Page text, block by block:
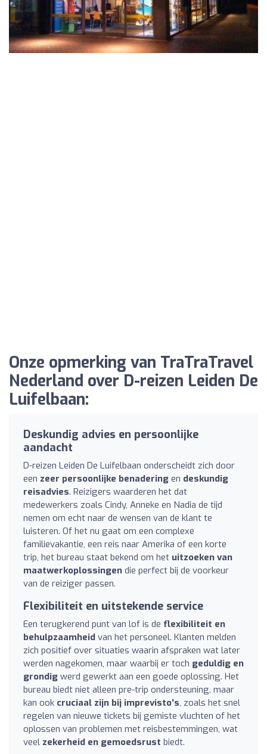
Onze opmerking van TraTraTravel
Nederland over D-reizen Leiden De
Luifelbaan:
Deskundig advies en persoonlijke
aandacht
D-reizen Leiden De Luifelbaan onderscheidt zich door
een zeer persoonlijke benadering en deskundig
reisadvies. Reizigers waarderen het dat
medewerkers zoals Cindy, Anneke en Nadia de tijd
nemen om echt naar de wensen van de klant te
luisteren. Of het nu gaat om een complexe
familievakantie, een reis naar Amerika of een korte
trip, het bureau staat bekend om het uitzoeken van
maatwerkoplossingen die perfect bij de voorkeur
van de reiziger passen.
Flexibiliteit en uitstekende service
Een terugkerend punt van lof is de flexibiliteit en
behulpzaamheid van het personeel. Klanten melden
zich positief over situaties waarin afspraken wat later
werden nagekomen, maar waarbij er toch geduldig en
grondig werd gewerkt aan een goede oplossing. Het
bureau biedt niet alleen pre-trip ondersteuning, maar
kan ook cruciaal zijn bij imprevisto's, zoals het snel
regelen van nieuwe tickets bij gemiste vluchten of het
oplossen van problemen met reisbestemmingen, wat
veel zekerheid en gemoedsrust biedt.